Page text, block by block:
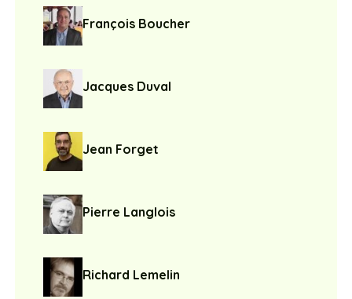
François Boucher
Jacques Duval
Jean Forget
Pierre Langlois
Richard Lemelin